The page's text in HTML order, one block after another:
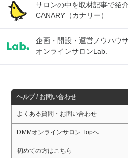
サロンの中を取材記事で紹介
CANARY（カナリー）
企画・開設・運営ノウハウ
オンラインサロンLab.
ヘルプ / お問い合わせ
よくある質問・お問い合わせ
DMMオンラインサロン Topへ
初めての方はこちら